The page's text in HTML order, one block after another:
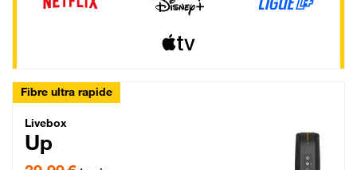
Fibre ultra rapide
Livebox Up Fibre
Livebox
Up
39,99 € par mois pendant 12 mois puis 51,99 € par mois, Engagement 12 mois